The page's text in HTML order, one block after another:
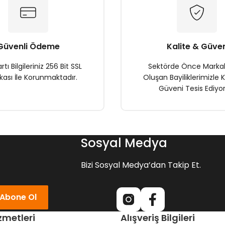
Ödeme
Bilgileriniz 256 Bit SSL
İle Korunmaktadır.
Kalite &
Sektörde Önce
Oluşan Bayiliklerimizle
Güveni Tesis
Abone Ol
Sosyal Medya
Bizi Sosyal Medya’dan Takip Et.
Alışveriş Bilgileri